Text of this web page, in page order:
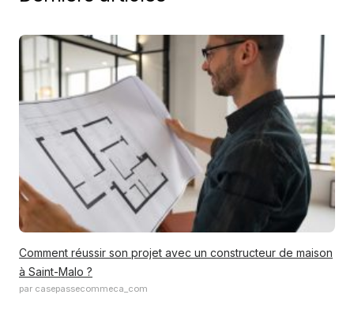
Comment réussir son projet avec un constructeur de maison
à Saint-Malo ?
par casepassecommeca_com